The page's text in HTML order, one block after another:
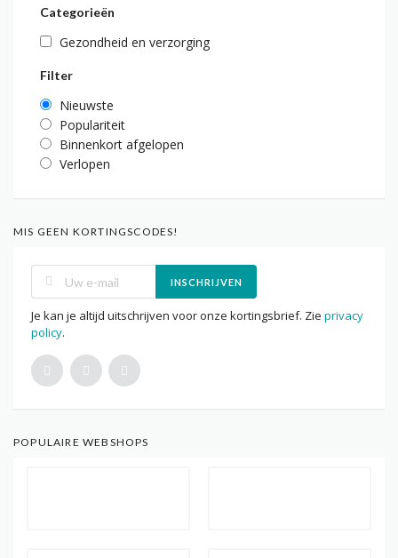
Categorieën
Gezondheid en verzorging
Filter
Nieuwste
Populariteit
Binnenkort afgelopen
Verlopen
MIS GEEN KORTINGSCODES!
INSCHRIJVEN
Je kan je altijd uitschrijven voor onze kortingsbrief. Zie privacy
policy.
POPULAIRE WEBSHOPS